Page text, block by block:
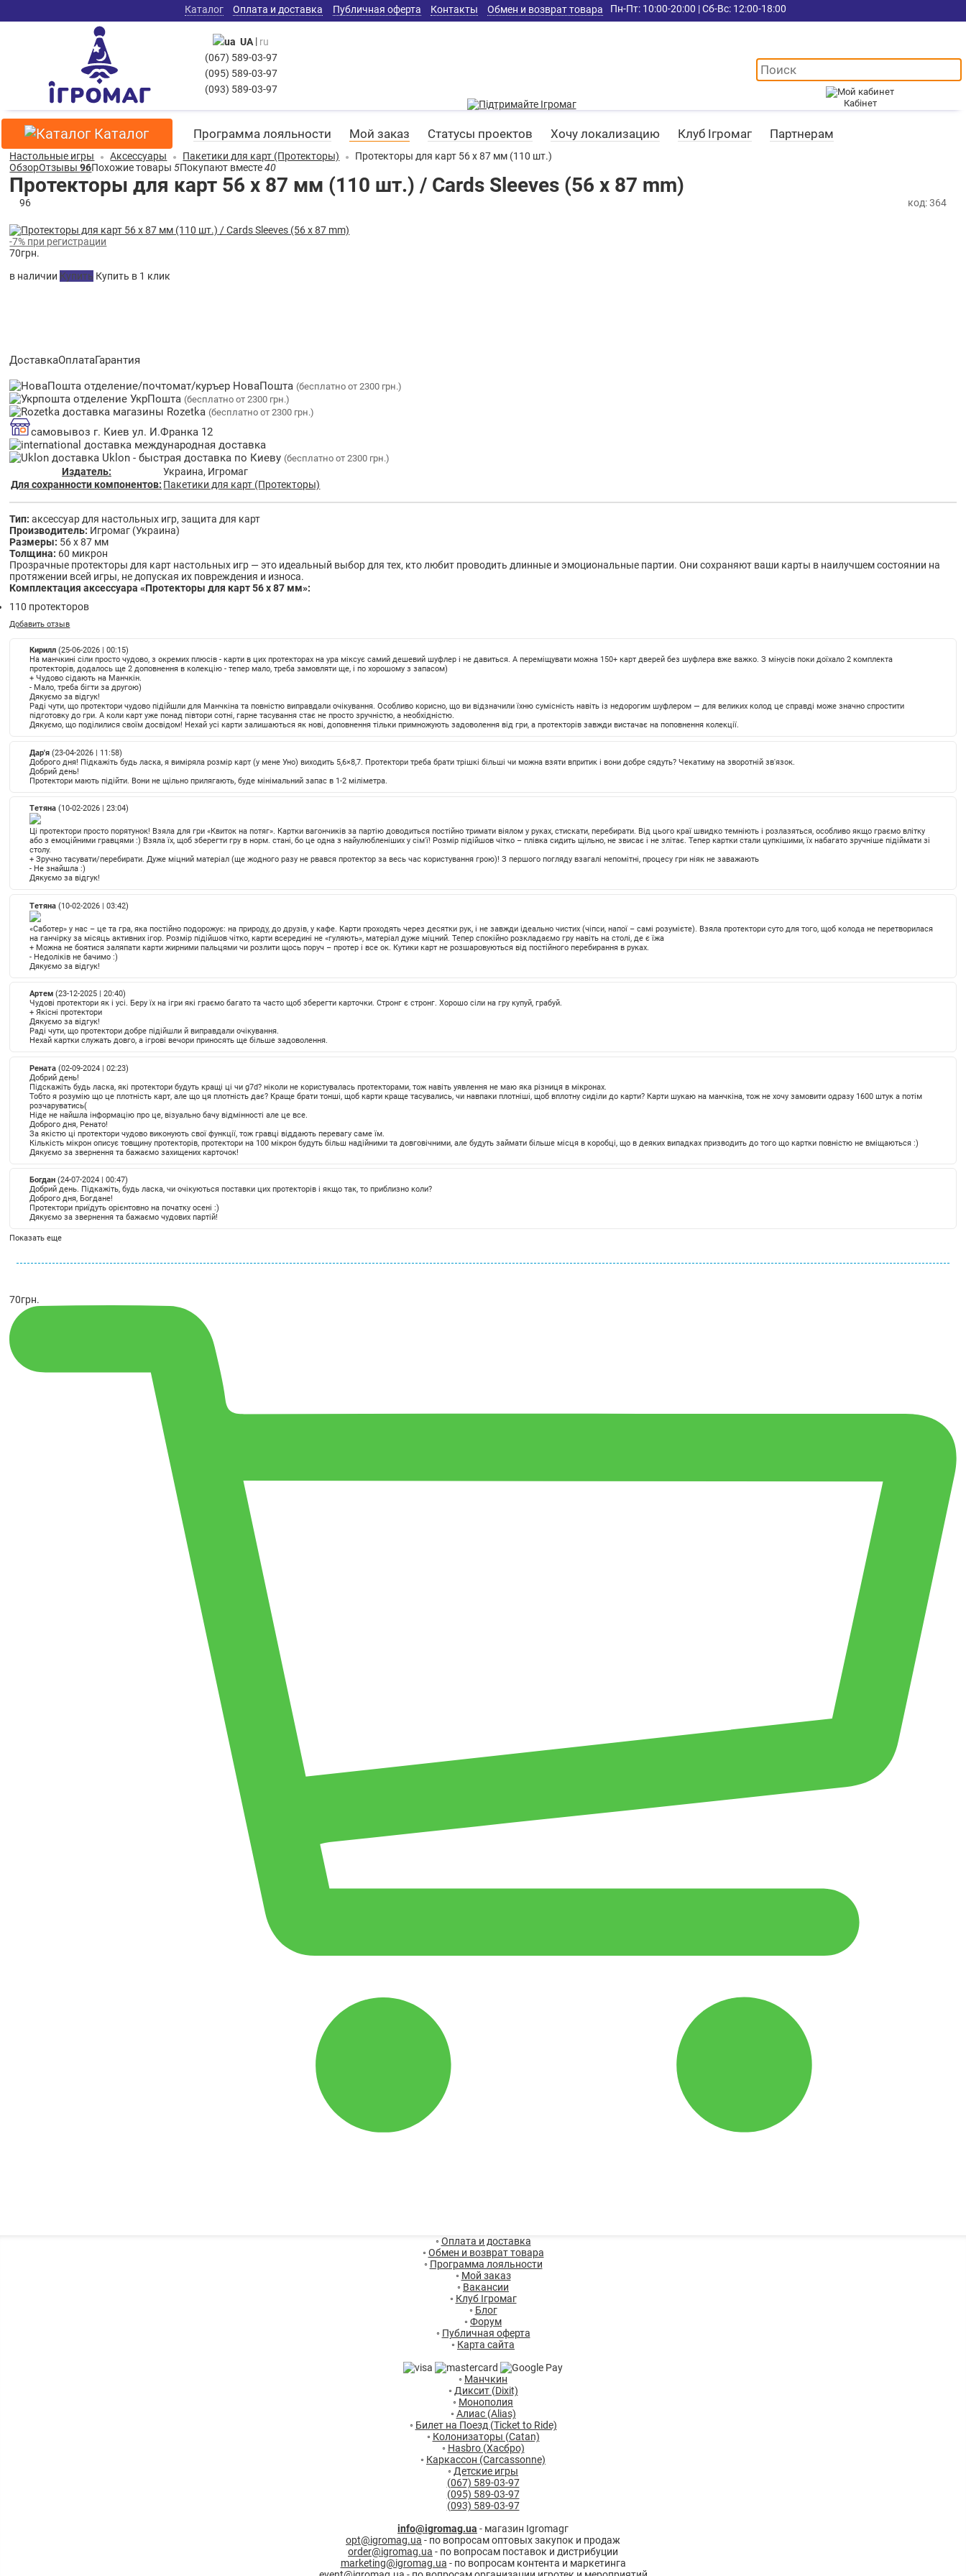
Каталог Оплата и доставка Публичная оферта Контакты Обмен и возврат товара Пн-Пт: 10:00-20:00 | Сб-Вс: 12:00-18:00
UA | ru
(067) 589-03-97
(095) 589-03-97
(093) 589-03-97
Кабінет
Каталог Программа лояльности Мой заказ Статусы проектов Хочу локализацию Клуб Ігромаг Партнерам
Настольные игры Аксессуары Пакетики для карт (Протекторы)
Протекторы для карт 56 х 87 мм (110 шт.)
ОбзорОтзывы96Похожие товары 5Покупают вместе40
Протекторы для карт 56 х 87 мм (110 шт.) / Cards Sleeves (56 x 87 mm)
96 код: 364
-7% при регистрации
70грн.
в наличии Купить Купить в 1 клик
ДоставкаОплатаГарантия
отделение/почтомат/куръер НоваПошта (бесплатно от 2300 грн.)
отделение УкрПошта (бесплатно от 2300 грн.)
магазины Rozetka (бесплатно от 2300 грн.)
самовывоз г. Киев ул. И.Франка 12
международная доставка
Uklon - быстрая доставка по Киеву (бесплатно от 2300 грн.)
Издатель:
Украина, Игромаг
Для сохранности компонентов: Пакетики для карт (Протекторы)
Тип: аксессуар для настольных игр, защита для карт
Производитель: Игромаг (Украина)
Размеры: 56 х 87 мм
Толщина: 60 микрон
Прозрачные протекторы для карт настольных игр — это идеальный выбор для тех, кто любит проводить длинные и эмоциональные партии. Они сохраняют ваши карты в наилучшем состоянии на
протяжении всей игры, не допуская их повреждения и износа.
Комплектация аксессуара «Протекторы для карт 56 х 87 мм»:
110 протекторов
Добавить отзыв
Кирилл (25-06-2026 | 00:15)
На манчкині сіли просто чудово, з окремих плюсів - карти в цих протекторах на ура міксує самий дешевий шуфлер і не давиться. А переміщувати можна 150+ карт дверей без шуфлера вже важко. З мінусів поки доїхало 2 комплекта
протекторів, додалось ще 2 доповнення в колекцію - тепер мало, треба замовляти ще, і по хорошому з запасом)
+Чудово сідають на Манчкін.
-Мало, треба бігти за другою)
Дякуємо за відгук!
Раді чути, що протектори чудово підійшли для Манчкіна та повністю виправдали очікування. Особливо корисно, що ви відзначили їхню сумісність навіть із недорогим шуфлером — для великих колод це справді може значно спростити
підготовку до гри. А коли карт уже понад півтори сотні, гарне тасування стає не просто зручністю, а необхідністю.
Дякуємо, що поділилися своїм досвідом! Нехай усі карти залишаються як нові, доповнення тільки примножують задоволення від гри, а протекторів завжди вистачає на поповнення колекції.
Дар'я (23-04-2026 | 11:58)
Доброго дня! Підкажіть будь ласка, я виміряла розмір карт (у мене Уно) виходить 5,6×8,7. Протектори треба брати трішкі більші чи можна взяти впритик і вони добре сядуть? Чекатиму на зворотній зв'язок.
Добрий день!
Протектори мають підійти. Вони не щільно прилягають, буде мінімальний запас в 1-2 міліметра.
Тетяна (10-02-2026 | 23:04)
Ці протектори просто порятунок! Взяла для гри «Квиток на потяг». Картки вагончиків за партію доводиться постійно тримати віялом у руках, стискати, перебирати. Від цього краї швидко темніють і розлазяться, особливо якщо граємо влітку
або з емоційними гравцями :) Взяла їх, щоб зберегти гру в норм. стані, бо це одна з найулюбленіших у сім'ї! Розмір підійшов чітко – плівка сидить щільно, не звисає і не злітає. Тепер картки стали цупкішими, їх набагато зручніше підіймати зі
столу.
+Зручно тасувати/перебирати. Дуже міцний матеріал (ще жодного разу не рвався протектор за весь час користування грою)! З першого погляду взагалі непомітні, процесу гри ніяк не заважають
-Не знайшла :)
Дякуємо за відгук!
Тетяна (10-02-2026 | 03:42)
«Саботер» у нас – це та гра, яка постійно подорожує: на природу, до друзів, у кафе. Карти проходять через десятки рук, і не завжди ідеально чистих (чіпси, напої – самі розумієте). Взяла протектори суто для того, щоб колода не перетворилася
на ганчірку за місяць активних ігор. Розмір підійшов чітко, карти всередині не «гуляють», матеріал дуже міцний. Тепер спокійно розкладаємо гру навіть на столі, де є їжа
+Можна не боятися заляпати карти жирними пальцями чи розлити щось поруч – протер і все ок. Кутики карт не розшаровуються від постійного перебирання в руках.
-Недоліків не бачимо :)
Дякуємо за відгук!
Артем (23-12-2025 | 20:40)
Чудові протектори як і усі. Беру їх на ігри які граємо багато та часто щоб зберегти карточки. Стронг є стронг. Хорошо сіли на гру купуй, грабуй.
+Якісні протектори
Дякуємо за відгук!
Раді чути, що протектори добре підійшли й виправдали очікування.
Нехай картки служать довго, а ігрові вечори приносять ще більше задоволення.
Рената (02-09-2024 | 02:23)
Добрий день!
Підскажіть будь ласка, які протектори будуть кращі ці чи g7d? ніколи не користувалась протекторами, тож навіть уявлення не маю яка різниця в мікронах.
Тобто я розумію що це плотність карт, але що ця плотність дає? Краще брати тонші, щоб карти краще тасувались, чи навпаки плотніші, щоб вплотну сиділи до карти? Карти шукаю на манчкіна, тож не хочу замовити одразу 1600 штук а потім
розчаруватись(
Ніде не найшла інформацію про це, візуально бачу відмінності але це все.
Доброго дня, Ренато!
За якістю ці протектори чудово виконують свої функції, тож гравці віддають перевагу саме їм.
Кількість мікрон описує товщину протекторів, протектори на 100 мікрон будуть більш надійними та довговічними, але будуть займати більше місця в коробці, що в деяких випадках призводить до того що картки повністю не вміщаються :)
Дякуємо за звернення та бажаємо захищених карточок!
Богдан (24-07-2024 | 00:47)
Добрий день. Підкажіть, будь ласка, чи очікуються поставки цих протекторів і якщо так, то приблизно коли?
Доброго дня, Богдане!
Протектори приїдуть орієнтовно на початку осені :)
Дякуємо за звернення та бажаємо чудових партій!
Показать еще
70грн.
◦Оплата и доставка
◦Обмен и возврат товара
◦ Программа лояльности
◦ Мой заказ
◦ Вакансии
◦ Клуб Ігромаг
◦ Блог
◦Форум
◦ Публичная оферта
◦ Карта сайта
◦ Манчкин
◦ Диксит (Dixit)
◦ Монополия
◦Алиас (Alias)
◦ Билет на Поезд (Ticket to Ride)
◦ Колонизаторы (Catan)
◦ Hasbro (Хасбро)
◦ Каркассон (Carcassonne)
◦ Детские игры
(067) 589-03-97
(095) 589-03-97
(093) 589-03-97
info@igromag.ua - магазин Igromagг
opt@igromag.ua - по вопросам оптовых закупок и продаж
order@igromag.ua - по вопросам поставок и дистрибуции
marketing@igromag.ua - по вопросам контента и маркетинга